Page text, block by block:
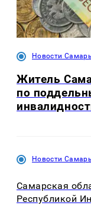
Новости
Житель
по
Новости
Самарская
Республикой